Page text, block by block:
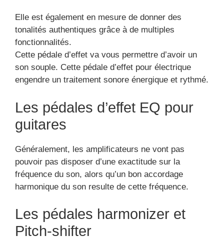
Elle est également en mesure de donner des
tonalités authentiques grâce à de multiples
fonctionnalités.
Cette pédale d’effet va vous permettre d’avoir un
son souple. Cette pédale d’effet pour électrique
engendre un traitement sonore énergique et rythmé.
Les pédales d’effet EQ pour
guitares
Généralement, les amplificateurs ne vont pas
pouvoir pas disposer d’une exactitude sur la
fréquence du son, alors qu’un bon accordage
harmonique du son resulte de cette fréquence.
Les pédales harmonizer et
Pitch-shifter